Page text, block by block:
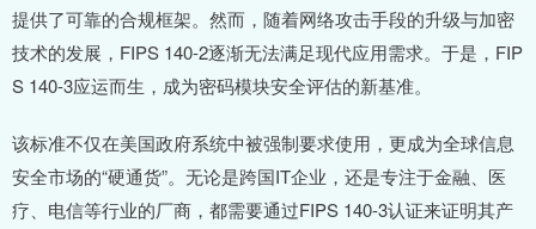
提供了可靠的合规框架。然而，随着网络攻击手段的升级与加密
技术的发展，FIPS 140-2逐渐无法满足现代应用需求。于是，FIP
S 140-3应运而生，成为密码模块安全评估的新基准。
该标准不仅在美国政府系统中被强制要求使用，更成为全球信息
安全市场的“硬通货”。无论是跨国IT企业，还是专注于金融、医
疗、电信等行业的厂商，都需要通过FIPS 140-3认证来证明其产